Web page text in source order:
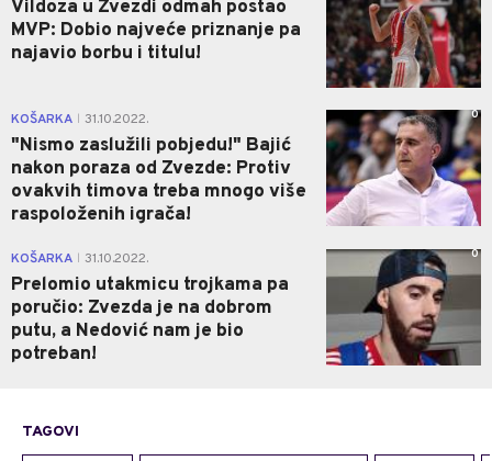
Vildoza u Zvezdi odmah postao
MVP: Dobio najveće priznanje pa
najavio borbu i titulu!
KOŠARKA 31.10.2022.
"Nismo zaslužili pobjedu!" Bajić
nakon poraza od Zvezde: Protiv
ovakvih timova treba mnogo više
raspoloženih igrača!
0
KOŠARKA 31.10.2022.
Prelomio utakmicu trojkama pa
poručio: Zvezda je na dobrom
putu, a Nedović nam je bio
potreban!
0
TAGOVI